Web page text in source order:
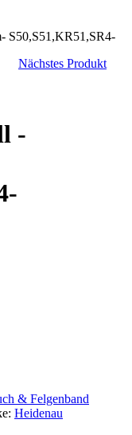
S50,S51,KR51,SR4-
Nächstes Produkt
-
& Felgenband
Heidenau